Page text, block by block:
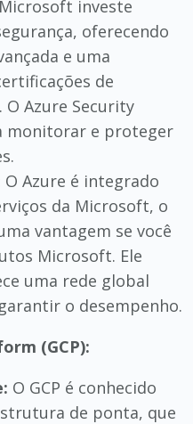
investe
oferecendo
e uma
de
Azure Security
monitorar e proteger
O Azure é integrado
da Microsoft, o
vantagem se você
Microsoft. Ele
uma rede global
o desempenho.
(GCP):
O GCP é conhecido
de ponta, que